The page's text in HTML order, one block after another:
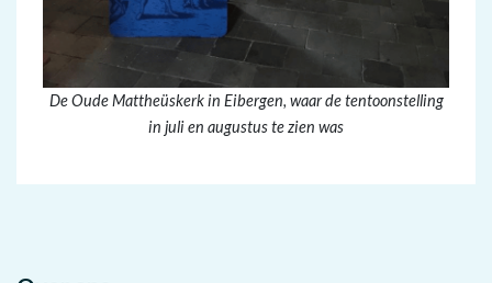
De Oude Mattheüskerk in Eibergen, waar de tentoonstelling
in juli en augustus te zien was